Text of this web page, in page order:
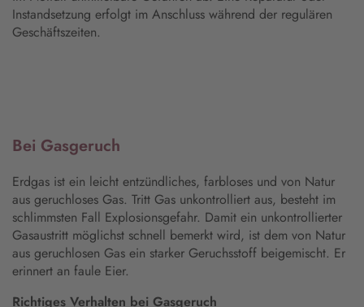
Instandsetzung erfolgt im Anschluss während der regulären
Geschäftszeiten.
Bei Gasgeruch
Erdgas ist ein leicht entzündliches, farbloses und von Natur
aus geruchloses Gas. Tritt Gas unkontrolliert aus, besteht im
schlimmsten Fall Explosionsgefahr. Damit ein unkontrollierter
Gasaustritt möglichst schnell bemerkt wird, ist dem von Natur
aus geruchlosen Gas ein starker Geruchsstoff beigemischt. Er
erinnert an faule Eier.
Richtiges Verhalten bei Gasgeruch